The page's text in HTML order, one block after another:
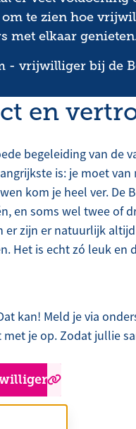
te zien hoe
met elkaar
- vrijwilliger bij de
en
begeleiding van de
is: je moet
kom je heel ver. De
en soms wel twee of
er zijn er natuurlijk
Het is echt zó leuk en
kan! Meld je via
je op. Zodat jullie